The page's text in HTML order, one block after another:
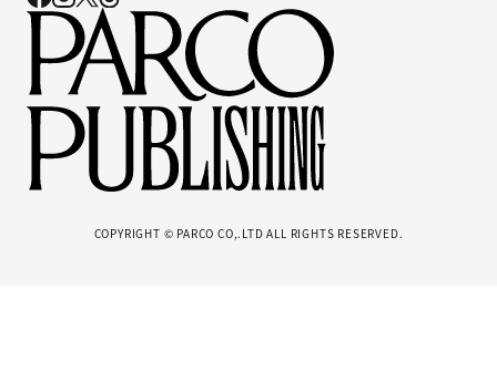
COPYRIGHT © PARCO CO,.LTD ALL RIGHTS RESERVED.